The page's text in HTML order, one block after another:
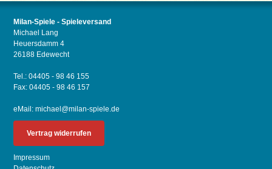
Milan-Spiele - Spieleversand
Michael Lang
Heuersdamm 4
26188 Edewecht
Tel.: 04405 - 98 46 155
Fax: 04405 - 98 46 157
eMail:michael@milan-spiele.de
Vertrag widerrufen
Impressum